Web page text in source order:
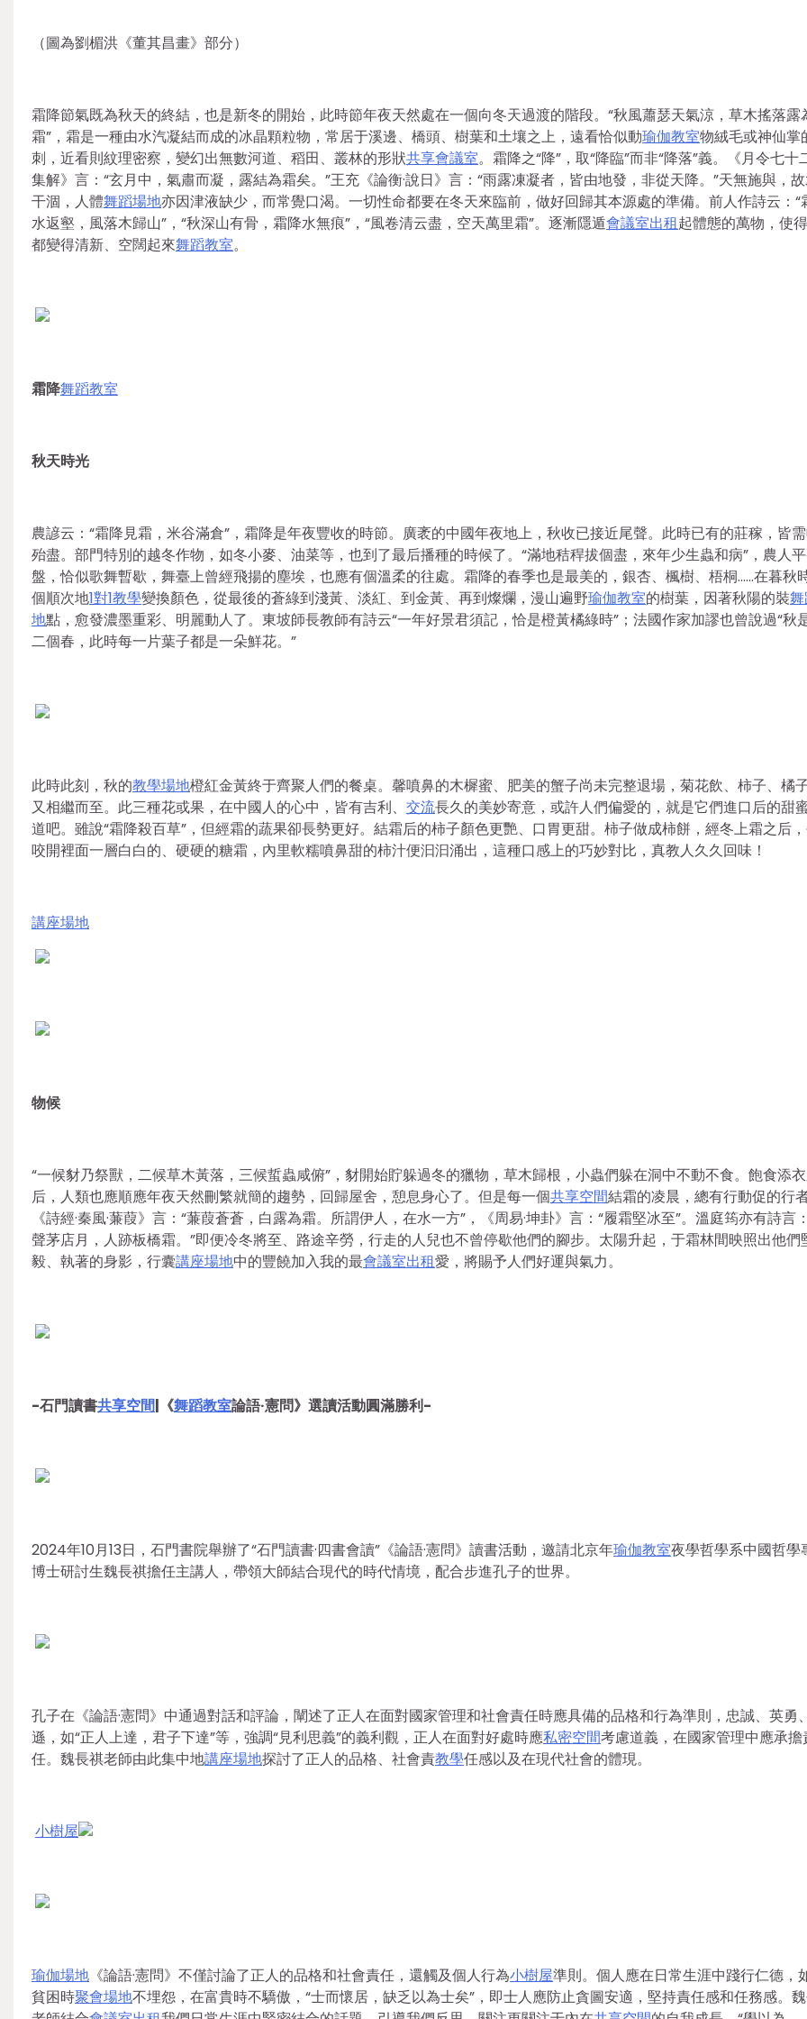
（圖為劉楣洪《董其昌畫》部分）
霜降節氣既為秋天的終結，也是新冬的開始，此時節年夜天然處在一個向冬天過渡的階段。“秋風蕭瑟天氣涼，草木搖落露
霜”，霜是一種由水汽凝結而成的冰晶顆粒物，常居于溪邊、橋頭、樹葉和土壤之上，遠看恰似動瑜伽教室物絨毛或神仙掌
刺，近看則紋理密察，變幻出無數河道、稻田、叢林的形狀共享會議室。霜降之“降”，取“降臨”而非“降落”義。《月令七十
集解》言：“玄月中，氣肅而凝，露結為霜矣。”王充《論衡·說日》言：“雨露凍凝者，皆由地發，非從天降。”天無施與，
干涸，人體舞蹈場地亦因津液缺少，而常覺口渴。一切性命都要在冬天來臨前，做好回歸其本源處的準備。前人作詩云：“
水返壑，風落木歸山”，“秋深山有骨，霜降水無痕”，“風卷清云盡，空天萬里霜”。逐漸隱遁會議室出租起體態的萬物，使
都變得清新、空闊起來舞蹈教室。
霜降舞蹈教室
秋天時光
農諺云：“霜降見霜，米谷滿倉”，霜降是年夜豐收的時節。廣袤的中國年夜地上，秋收已接近尾聲。此時已有的莊稼，皆
殆盡。部門特別的越冬作物，如冬小麥、油菜等，也到了最后播種的時候了。“滿地秸稈拔個盡，來年少生蟲和病”，農人
盤，恰似歌舞暫歇，舞臺上曾經飛揚的塵埃，也應有個溫柔的往處。霜降的春季也是最美的，銀杏、楓樹、梧桐……在暮秋
個順次地1對1教學變換顏色，從最後的蒼綠到淺黃、淡紅、到金黃、再到燦爛，漫山遍野瑜伽教室的樹葉，因著秋陽的裝
地點，愈發濃墨重彩、明麗動人了。東坡師長教師有詩云“一年好景君須記，恰是橙黃橘綠時”；法國作家加謬也曾說過“秋
二個春，此時每一片葉子都是一朵鮮花。”
此時此刻，秋的教學場地橙紅金黃終于齊聚人們的餐桌。馨噴鼻的木樨蜜、肥美的蟹子尚未完整退場，菊花飲、柿子、橘
又相繼而至。此三種花或果，在中國人的心中，皆有吉利、 交流長久的美妙寄意，或許人們偏愛的，就是它們進口后的甜
道吧。雖說“霜降殺百草”，但經霜的蔬果卻長勢更好。結霜后的柿子顏色更艷、口胃更甜。柿子做成柿餅，經冬上霜之后
咬開裡面一層白白的、硬硬的糖霜，內里軟糯噴鼻甜的柿汁便汩汩涌出，這種口感上的巧妙對比，真教人久久回味！
講座場地
物候
“一候豺乃祭獸，二候草木黃落，三候蜇蟲咸俯”，豺開始貯躲過冬的獵物，草木歸根，小蟲們躲在洞中不動不食。飽食添
后，人類也應順應年夜天然刪繁就簡的趨勢，回歸屋舍，憩息身心了。但是每一個共享空間結霜的凌晨，總有行動促的行者
《詩經·秦風·蒹葭》言：“蒹葭蒼蒼，白露為霜。所謂伊人，在水一方”，《周易·坤卦》言：“履霜堅冰至”。溫庭筠亦有詩言
聲茅店月，人跡板橋霜。”即便冷冬將至、路途辛勞，行走的人兒也不曾停歇他們的腳步。太陽升起，于霜林間映照出他們
毅、執著的身影，行囊講座場地中的豐饒加入我的最會議室出租愛，將賜予人們好運與氣力。
-石門讀書共享空間|《舞蹈教室論語·憲問》選讀活動圓滿勝利-
2024年10月13日，石門書院舉辦了“石門讀書·四書會讀”《論語·憲問》讀書活動，邀請北京年瑜伽教室夜學哲學系中國哲學
博士研討生魏長祺擔任主講人，帶領大師結合現代的時代情境，配合步進孔子的世界。
孔子在《論語·憲問》中通過對話和評論，闡述了正人在面對國家管理和社會責任時應具備的品格和行為準則，忠誠、英勇
遜，如“正人上達，君子下達”等，強調“見利思義”的義利觀，正人在面對好處時應私密空間考慮道義，在國家管理中應承擔
任。魏長祺老師由此集中地講座場地探討了正人的品格、社會責教學任感以及在現代社會的體現。‌
小樹屋
瑜伽場地 《論語·憲問》不僅討論了正人的品格和社會責任，還觸及個人行為小樹屋準則。個人應在日常生涯中踐行仁德，
貧困時聚會場地不埋怨，在富貴時不驕傲，“士而懷居，缺乏以為士矣”，即士人應防止貪圖安適，堅持責任感和任務感。‌